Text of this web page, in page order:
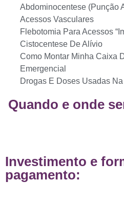
Abdominocentese (Punção
Acessos Vasculares
Flebotomia Para Acessos
Cistocentese De Alívio
Como Montar Minha Caixa
Emergencial
Drogas E Doses Usadas
Quando e onde
Investimento e
pagamento: